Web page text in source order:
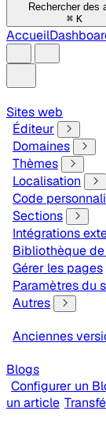
Rechercher des
⌘ K
Accueil
Sites web
Éditeur
Domaines
Thèmes
Localisation
Code
Sections
Intégrations
Bibliothèque
Gérer les pages
Paramètres du
Autres
Anciennes
Blogs
Configurer un
un article